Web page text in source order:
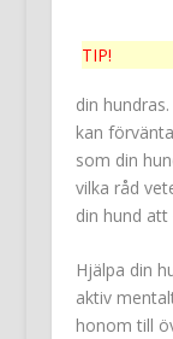
TIP!
din
kan
som din
vilka råd
din hund att
Hjälpa din
aktiv
honom till